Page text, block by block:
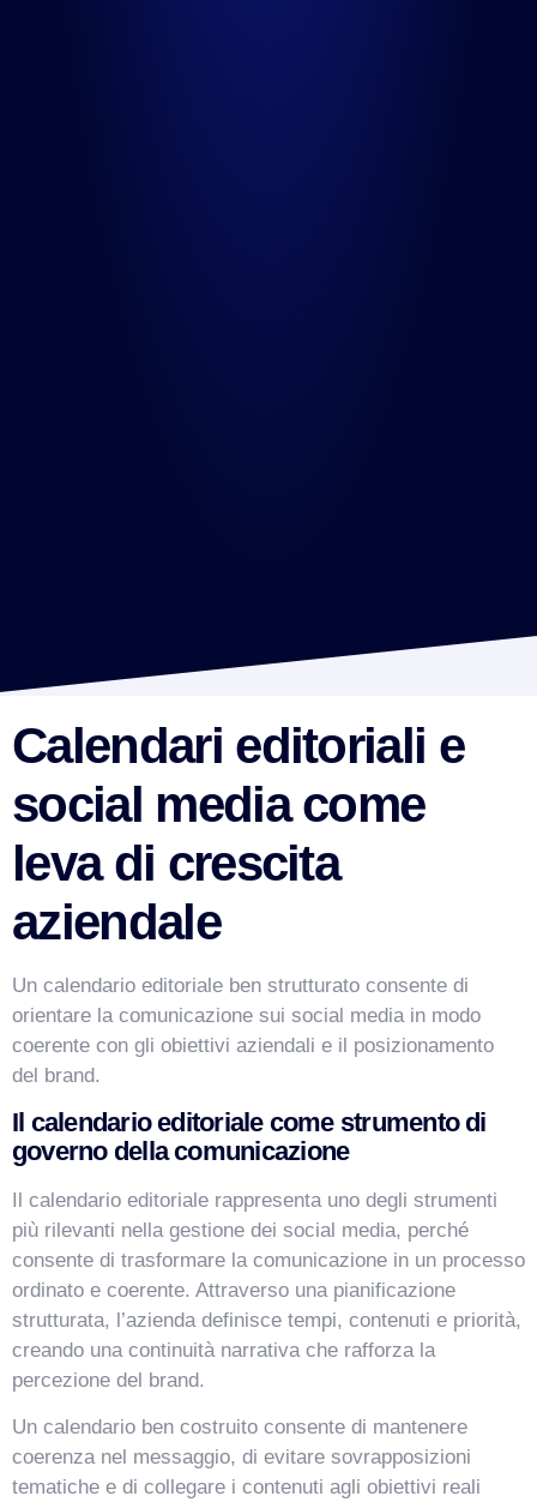
Calendari editoriali e
social media come
leva di crescita
aziendale
Un calendario editoriale ben strutturato consente di
orientare la comunicazione sui social media in modo
coerente con gli obiettivi aziendali e il posizionamento
del brand.
Il calendario editoriale come strumento di
governo della comunicazione
Il calendario editoriale rappresenta uno degli strumenti
più rilevanti nella gestione dei social media, perché
consente di trasformare la comunicazione in un processo
ordinato e coerente. Attraverso una pianificazione
strutturata, l’azienda definisce tempi, contenuti e priorità,
creando una continuità narrativa che rafforza la
percezione del brand.
Un calendario ben costruito consente di mantenere
coerenza nel messaggio, di evitare sovrapposizioni
tematiche e di collegare i contenuti agli obiettivi reali